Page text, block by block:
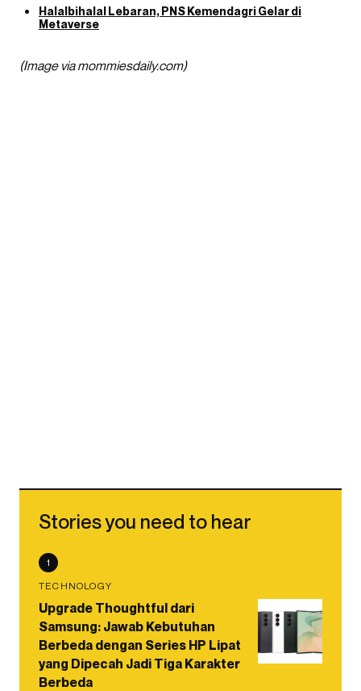
Halalbihalal Lebaran, PNS Kemendagri Gelar di
Metaverse
(Image via mommiesdaily.com)
Stories you need to hear
1
TECHNOLOGY
Upgrade Thoughtful dari
Samsung: Jawab Kebutuhan
Berbeda dengan Series HP Lipat
yang Dipecah Jadi Tiga Karakter
Berbeda